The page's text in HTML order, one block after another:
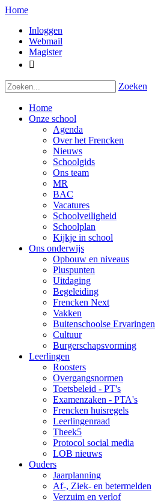
Home
Inloggen
Webmail
Magister

Zoeken
Home
Onze school
Agenda
Over het Frencken
Nieuws
Schoolgids
Ons team
MR
BAC
Vacatures
Schoolveiligheid
Schoolplan
Kijkje in school
Ons onderwijs
Opbouw en niveaus
Pluspunten
Uitdaging
Begeleiding
Frencken Next
Vakken
Buitenschoolse Ervaringen
Cultuur
Burgerschapsvorming
Leerlingen
Roosters
Overgangsnormen
Toetsbeleid - PT's
Examenzaken - PTA's
Frencken huisregels
Leerlingenraad
Theek5
Protocol social media
LOB nieuws
Ouders
Jaarplanning
Af-, Ziek- en betermelden
Verzuim en verlof